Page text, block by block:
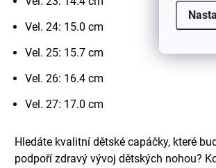
Vel. 24: 15.0 cm
Vel. 25: 15.7 cm
Vel. 26: 16.4 cm
Vel. 27: 17.0 cm
Hledáte kvalitní dětské capáčky, které
podpoří zdravý vývoj dětských nohou?